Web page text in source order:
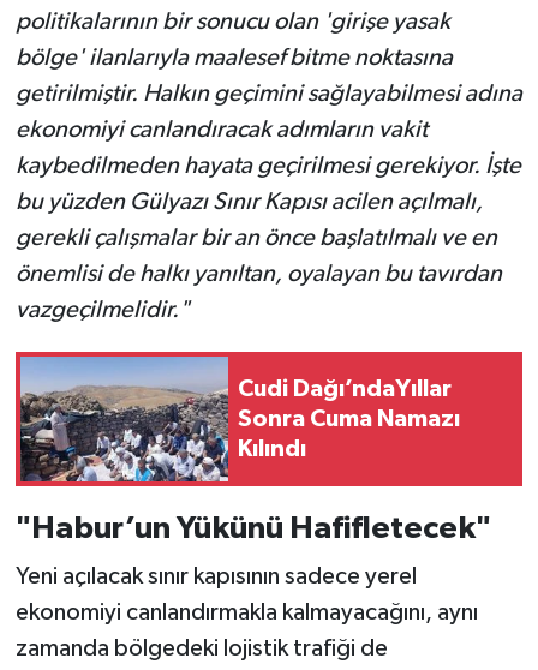
politikalarının bir sonucu olan 'girişe yasak
bölge' ilanlarıyla maalesef bitme noktasına
getirilmiştir. Halkın geçimini sağlayabilmesi adına
ekonomiyi canlandıracak adımların vakit
kaybedilmeden hayata geçirilmesi gerekiyor. İşte
bu yüzden Gülyazı Sınır Kapısı acilen açılmalı,
gerekli çalışmalar bir an önce başlatılmalı ve en
önemlisi de halkı yanıltan, oyalayan bu tavırdan
vazgeçilmelidir."
Cudi Dağı’ndaYıllar
Sonra Cuma Namazı
Kılındı
"Habur’un Yükünü Hafifletecek"
Yeni açılacak sınır kapısının sadece yerel
ekonomiyi canlandırmakla kalmayacağını, aynı
zamanda bölgedeki lojistik trafiği de